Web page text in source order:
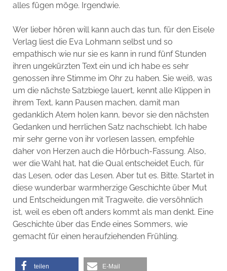
alles fügen möge. Irgendwie.
Wer lieber hören will kann auch das tun, für den Eisele
Verlag liest die Eva Lohmann selbst und so
empathisch wie nur sie es kann in rund fünf Stunden
ihren ungekürzten Text ein und ich habe es sehr
genossen ihre Stimme im Ohr zu haben. Sie weiß, was
um die nächste Satzbiege lauert, kennt alle Klippen in
ihrem Text, kann Pausen machen, damit man
gedanklich Atem holen kann, bevor sie den nächsten
Gedanken und herrlichen Satz nachschiebt. Ich habe
mir sehr gerne von ihr vorlesen lassen, empfehle
daher von Herzen auch die Hörbuch-Fassung. Also,
wer die Wahl hat, hat die Qual entscheidet Euch, für
das Lesen, oder das Lesen. Aber tut es. Bitte. Startet in
diese wunderbar warmherzige Geschichte über Mut
und Entscheidungen mit Tragweite, die versöhnlich
ist, weil es eben oft anders kommt als man denkt. Eine
Geschichte über das Ende eines Sommers, wie
gemacht für einen heraufziehenden Frühling.
teilen E-Mail